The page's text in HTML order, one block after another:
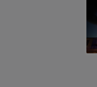
La Fiesta del
Festival Folk